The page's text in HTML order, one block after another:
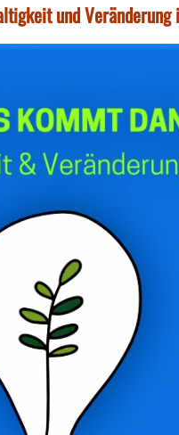
und